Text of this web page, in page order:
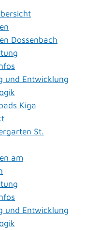
Dossenbach
und Entwicklung
Kiga
St.
am
und Entwicklung